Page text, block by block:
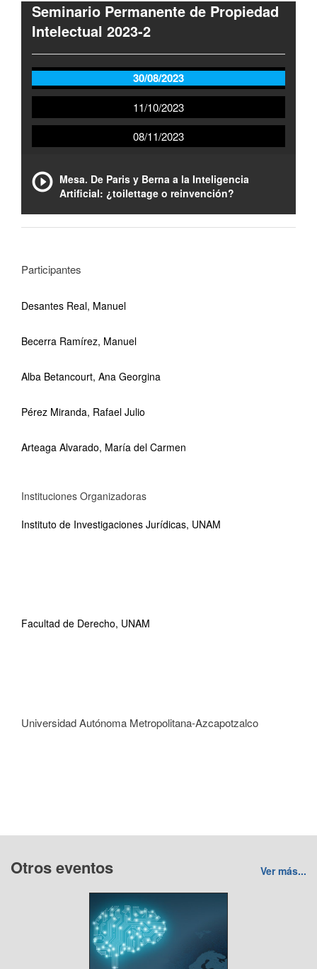
Seminario Permanente de Propiedad
Intelectual 2023-2
30/08/2023
11/10/2023
08/11/2023
Mesa. De Paris y Berna a la Inteligencia
Artificial: ¿toilettage o reinvención?
Participantes
Desantes Real, Manuel
Becerra Ramírez, Manuel
Alba Betancourt, Ana Georgina
Pérez Miranda, Rafael Julio
Arteaga Alvarado, María del Carmen
Instituciones Organizadoras
Instituto de Investigaciones Jurídicas, UNAM
Facultad de Derecho, UNAM
Universidad Autónoma Metropolitana-Azcapotzalco
Otros eventos Ver más...